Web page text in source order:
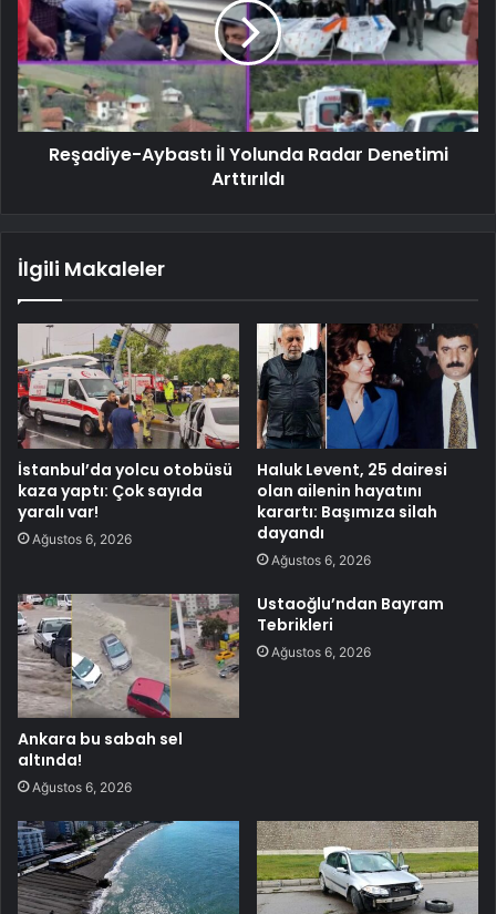
Reşadiye-Aybastı İl Yolunda Radar Denetimi
Arttırıldı
İlgili Makaleler
İstanbul’da yolcu otobüsü
kaza yaptı: Çok sayıda
yaralı var!
Ağustos 6, 2026
Haluk Levent, 25 dairesi
olan ailenin hayatını
karartı: Başımıza silah
dayandı
Ağustos 6, 2026
Ankara bu sabah sel
altında!
Ağustos 6, 2026
Ustaoğlu’ndan Bayram
Tebrikleri
Ağustos 6, 2026